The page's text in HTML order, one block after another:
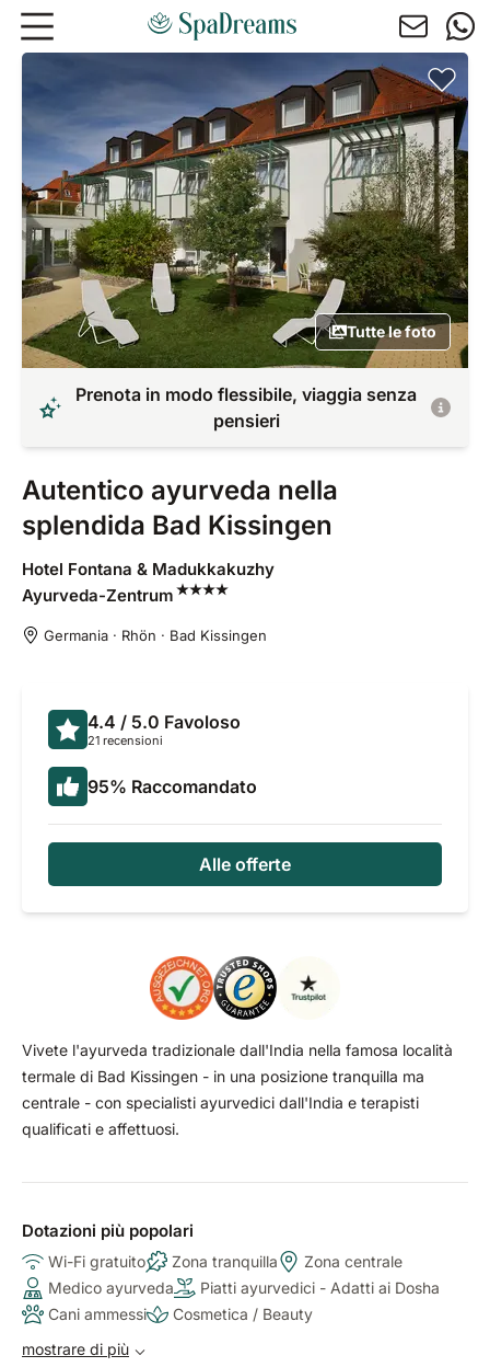
Andare al contenuto principale
Tutte le foto
Prenota in modo flessibile, viaggia senza
pensieri
Autentico ayurveda nella
splendida Bad Kissingen
Hotel Fontana & Madukkakuzhy
Ayurveda-Zentrum
Germania · Rhön · Bad Kissingen
4.4 / 5.0 Favoloso
21 recensioni
95% Raccomandato
Alle offerte
Vivete l'ayurveda tradizionale dall'India nella famosa località
termale di Bad Kissingen - in una posizione tranquilla ma
centrale - con specialisti ayurvedici dall'India e terapisti
qualificati e affettuosi.
Dotazioni più popolari
Wi-Fi gratuito Zona tranquilla
Zona centrale
Medico ayurveda
Piatti ayurvedici - Adatti ai Dosha
Cani ammessi
Cosmetica / Beauty
mostrare di più